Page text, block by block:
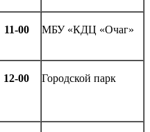
11-00 МБУ «КДЦ «Очаг»
12-00 Городской парк